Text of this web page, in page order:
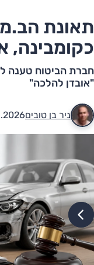
תאונת
כקומבינה,
חברת הביטוח טענה
"אובדן להלכה"
ניר בן טובים